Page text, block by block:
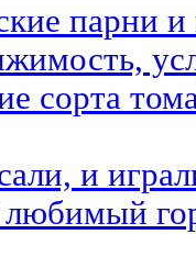
парни и
сорта
и